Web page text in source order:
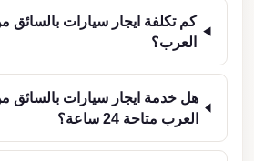
كم تكلفة ايجار سيارات بالسائق
العرب؟
هل خدمة ايجار سيارات بالسائق
العرب متاحة 24 ساعة؟